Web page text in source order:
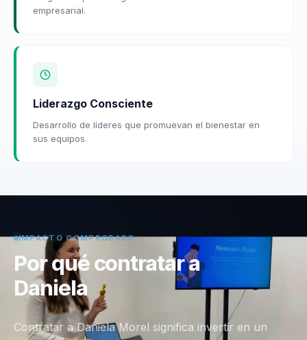
empresarial.
Liderazgo Consciente
Desarrollo de líderes que promuevan el bienestar en
sus equipos.
IMPACTO COMPROBADO
Por qué contratar a
Daniela
Contratar a Daniela Morel significa invertir en un